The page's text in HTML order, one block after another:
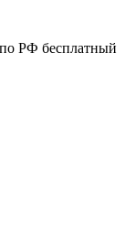
РФ бесплатный